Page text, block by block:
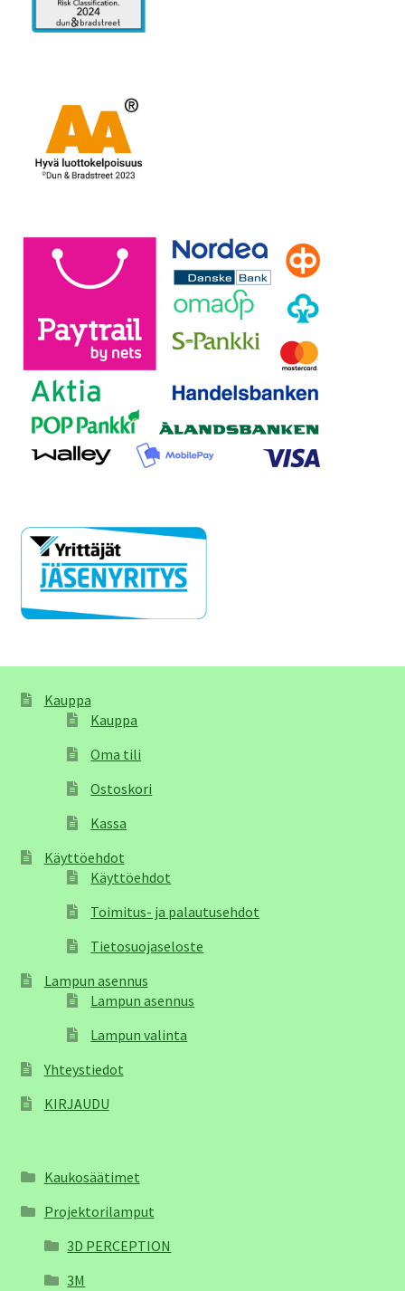
Kauppa
Kauppa
Oma tili
Ostoskori
Kassa
Käyttöehdot
Käyttöehdot
Toimitus- ja palautusehdot
Tietosuojaseloste
Lampun asennus
Lampun asennus
Lampun valinta
Yhteystiedot
KIRJAUDU
Kaukosäätimet
Projektorilamput
3D PERCEPTION
3M